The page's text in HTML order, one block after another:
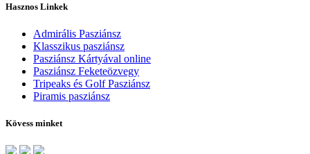
Hasznos Linkek
Admirális Pasziánsz
Klasszikus pasziánsz
Pasziánsz Kártyával online
Pasziánsz Feketeözvegy
Tripeaks és Golf Pasziánsz
Piramis pasziánsz
Kövess minket